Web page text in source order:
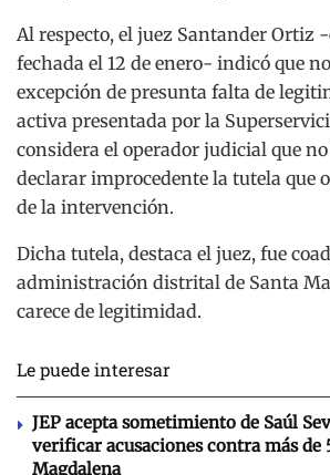
Al respecto, el juez Santander Ortiz
fechada el 12 de enero- indicó que
excepción de presunta falta de
activa presentada por la
considera el operador judicial que
declarar improcedente la tutela que
de la intervención.
Dicha tutela, destaca el juez, fue
administración distrital de Santa
carece de legitimidad.
Le puede interesar
JEP acepta sometimiento de Saúl
verificar acusaciones contra más de
Magdalena